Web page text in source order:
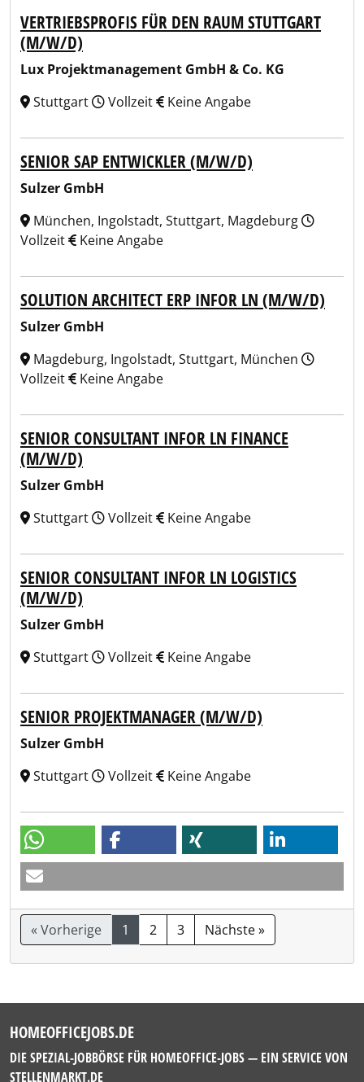
VERTRIEBSPROFIS FÜR DEN RAUM STUTTGART
(M/W/D)
Lux Projektmanagement GmbH & Co. KG
Stuttgart
Vollzeit Keine Angabe
SENIOR SAP ENTWICKLER (M/W/D)
Sulzer GmbH
München, Ingolstadt, Stuttgart, Magdeburg
Vollzeit
Keine Angabe
SOLUTION ARCHITECT ERP INFOR LN (M/W/D)
Sulzer GmbH
Magdeburg, Ingolstadt, Stuttgart, München
Vollzeit
Keine Angabe
SENIOR CONSULTANT INFOR LN FINANCE
(M/W/D)
Sulzer GmbH
Stuttgart
Vollzeit Keine Angabe
SENIOR CONSULTANT INFOR LN LOGISTICS
(M/W/D)
Sulzer GmbH
Stuttgart
Vollzeit Keine Angabe
SENIOR PROJEKTMANAGER (M/W/D)
Sulzer GmbH
Stuttgart
Vollzeit Keine Angabe
« Vorherige 1 2 3 Nächste »
HOMEOFFICEJOBS.DE
DIE SPEZIAL-JOBBÖRSE FÜR HOMEOFFICE-JOBS — EIN SERVICE VON
STELLENMARKT.DE